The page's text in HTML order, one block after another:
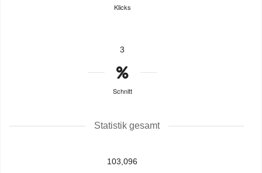
Klicks
3
Schnitt
Statistik gesamt
103,096